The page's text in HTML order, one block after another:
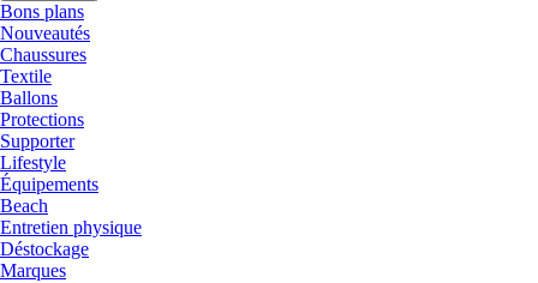
Bons plans
Nouveautés
Chaussures
Textile
Ballons
Protections
Supporter
Lifestyle
Équipements
Beach
Entretien physique
Déstockage
Marques